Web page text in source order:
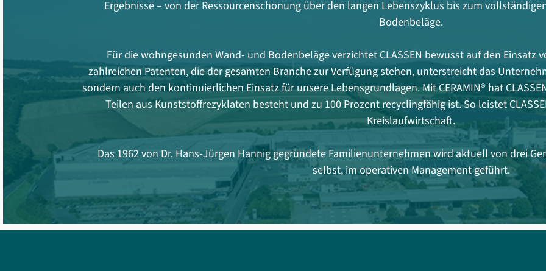
Ergebnisse – von der Ressourcenschonung über den langen Lebenszyklus bis zum
Bodenbeläge.
Für die wohngesunden Wand- und Bodenbeläge verzichtet CLASSEN bewusst auf den Einsatz
zahlreichen Patenten, die der gesamten Branche zur Verfügung stehen, unterstreicht das
sondern auch den kontinuierlichen Einsatz für unsere Lebensgrundlagen. Mit CERAMIN® hat
Teilen aus Kunststoffrezyklaten besteht und zu 100 Prozent recyclingfähig ist. So leistet
Kreislaufwirtschaft.
Das 1962 von Dr. Hans-Jürgen Hannig gegründete Familienunternehmen wird aktuell von drei
selbst, im operativen Management geführt.